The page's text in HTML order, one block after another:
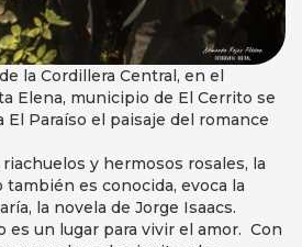
la Cordillera Central, en el
Elena, municipio de El Cerrito se
Paraíso el paisaje del romance
y hermosos rosales, la
también es conocida, evoca la
la novela de Jorge Isaacs.
es un lugar para vivir el amor. Con